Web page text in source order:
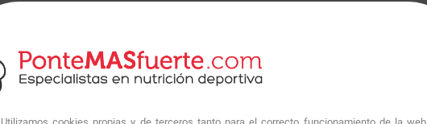
Opinión del21/1/2019 , tras una experiencia del